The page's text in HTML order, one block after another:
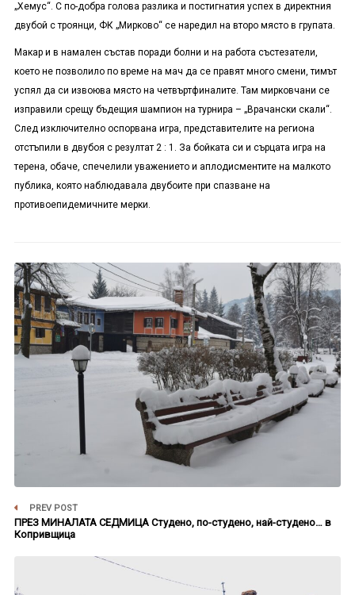
„Хемус“. С по-добра голова разлика и постигнатия успех в директния
двубой с троянци, ФК „Мирково“ се наредил на второ място в групата.
Макар и в намален състав поради болни и на работа състезатели,
което не позволило по време на мач да се правят много смени, тимът
успял да си извоюва място на четвъртфиналите. Там мирковчани се
изправили срещу бъдещия шампион на турнира – „Врачански скали“.
След изключително оспорвана игра, представителите на региона
отстъпили в двубоя с резултат 2 : 1. За бойката си и сърцата игра на
терена, обаче, спечелили уважението и аплодисментите на малкото
публика, която наблюдавала двубоите при спазване на
противоепидемичните мерки.
PREV POST
ПРЕЗ МИНАЛАТА СЕДМИЦА Студено, по-студено, най-студено… в
Копривщица